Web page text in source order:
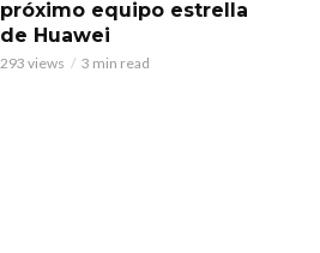
próximo equipo estrella
de Huawei
293 views 3 min read